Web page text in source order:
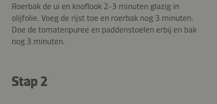
Roerbak de ui en knoflook 2-3 minuten glazig in
olijfolie. Voeg de rijst toe en roerbak nog 3 minuten.
Doe de tomatenpuree en paddenstoelen erbij en bak
nog 3 minuten.
Stap 2